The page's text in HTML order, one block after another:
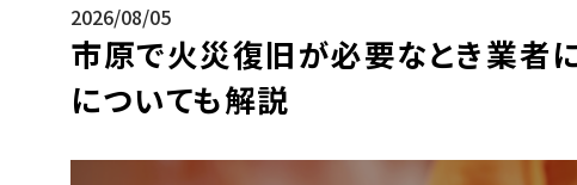
2026/08/05
市原で火災復旧が必要なとき業者
についても解説